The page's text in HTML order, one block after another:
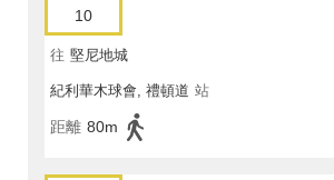
10
往 堅尼地城
紀利華木球會, 禮頓道 站
距離 80m